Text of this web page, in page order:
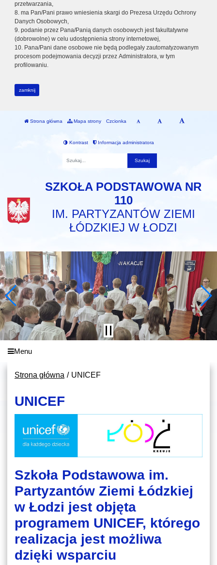
przetwarzania,
8. ma Pan/Pani prawo wniesienia skargi do Prezesa Urzędu Ochrony
Danych Osobowych,
9. podanie przez Pana/Panią danych osobowych jest fakultatywne
(dobrowolne) w celu udostępnienia strony internetowej,
10. Pana/Pani dane osobowe nie będą podlegały zautomatyzowanym
procesom podejmowania decyzji przez Administratora, w tym
profilowaniu.
zamknij
Strona główna Mapa strony Czcionka
Kontrast Informacja administratora
SZKOŁA PODSTAWOWA NR
110
IM. PARTYZANTÓW ZIEMI
ŁÓDZKIEJ W ŁODZI
Menu
Strona główna UNICEF
UNICEF
Szkoła Podstawowa im.
Partyzantów Ziemi Łódzkiej
w Łodzi jest objęta
programem UNICEF, którego
realizacja jest możliwa
dzięki wsparciu